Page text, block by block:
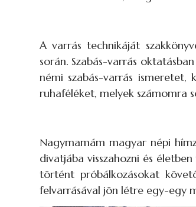
A varrás technikáját
során. Szabás-varrás
némi szabás-varrás ismeretet,
ruhaféléket, melyek számomra
Nagymamám magyar népi
divatjába visszahozni és
történt próbálkozásokat
felvarrásával jön létre egy-egy